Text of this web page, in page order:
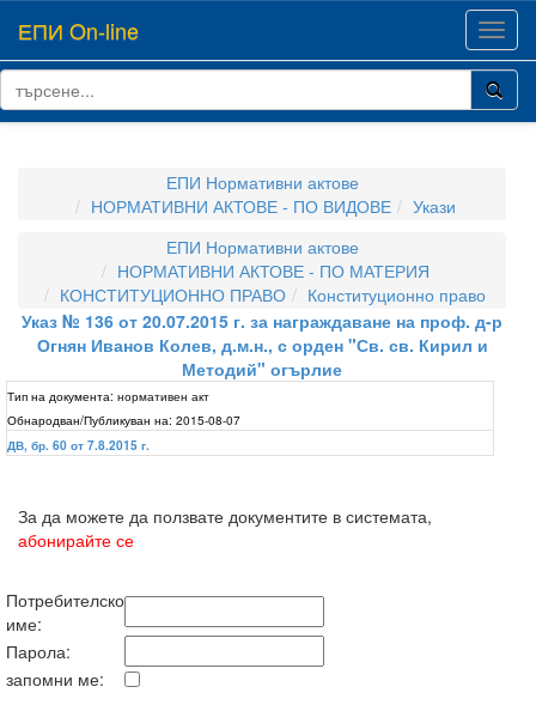
ЕПИ On-line
ЕПИ Нормативни актове
НОРМАТИВНИ АКТОВЕ - ПО ВИДОВЕ
Укази
ЕПИ Нормативни актове
НОРМАТИВНИ АКТОВЕ - ПО МАТЕРИЯ
КОНСТИТУЦИОННО ПРАВО
Конституционно право
Указ № 136 от 20.07.2015 г. за награждаване на проф. д-р
Огнян Иванов Колев, д.м.н., с орден "Св. св. Кирил и
Методий" огърлие
Тип на документа: нормативен акт
Обнародван/Публикуван на: 2015-08-07
ДВ, бр. 60 от 7.8.2015 г.
За да можете да ползвате документите в системата,
абонирайте се
Потребителско
име:
Парола:
запомни ме: